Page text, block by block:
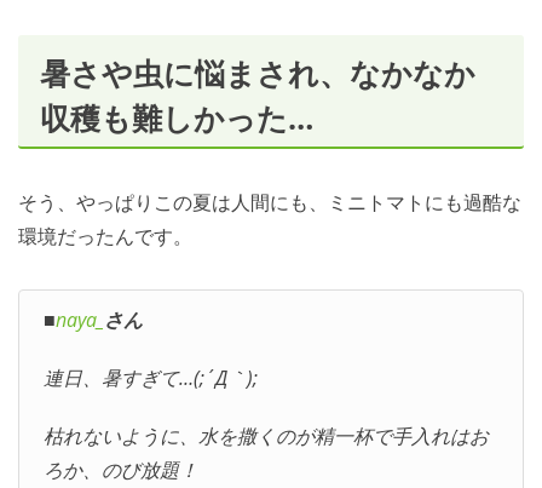
暑さや虫に悩まされ、なかなか
収穫も難しかった…
そう、やっぱりこの夏は人間にも、ミニトマトにも過酷な
環境だったんです。
■naya_ さん
連日、暑すぎて…(;´Д｀);
枯れないように、水を撒くのが精一杯で手入れはお
ろか、のび放題！